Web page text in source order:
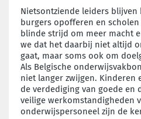
Nietsontziende leiders blijven
burgers opofferen en
blinde strijd om meer macht
we dat het daarbij niet altijd
gaat, maar soms ook om
Als Belgische
niet langer zwijgen. Kinderen
de verdediging van goede en
veilige werkomstandigheden
onderwijspersoneel zijn de